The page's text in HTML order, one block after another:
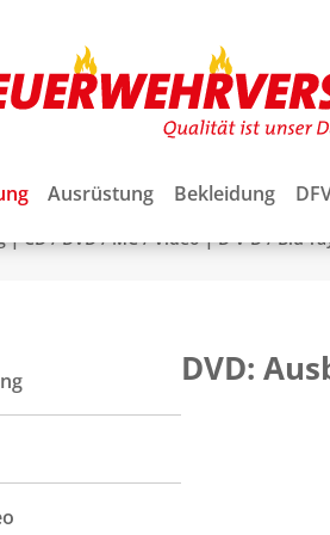
Ausrüstung Bekleidung
|CD / DVD / MC / Video|D V D / Blu-
DVD: